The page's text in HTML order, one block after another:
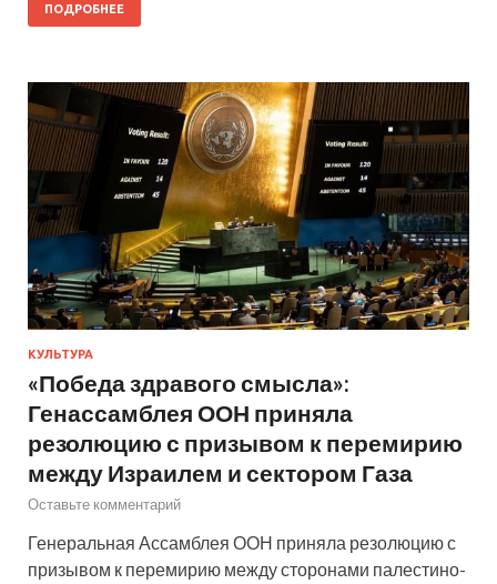
ПОДРОБНЕЕ
КУЛЬТУРА
«Победа здравого смысла»:
Генассамблея ООН приняла
резолюцию с призывом к перемирию
между Израилем и сектором Газа
Оставьте комментарий
Генеральная Ассамблея ООН приняла резолюцию с
призывом к перемирию между сторонами палестино-